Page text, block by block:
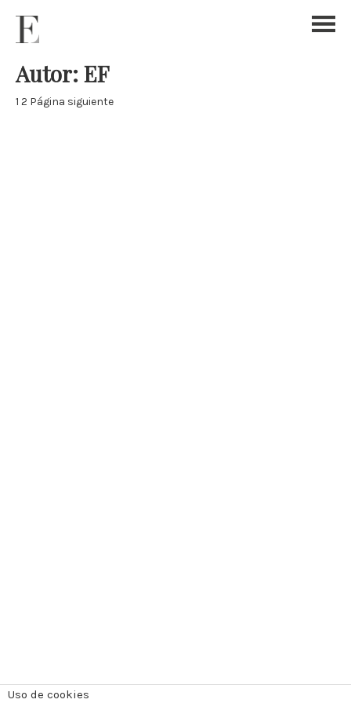
Autor: EF
Paginación
Página
1 Página
2 Página siguiente
Uso de cookies